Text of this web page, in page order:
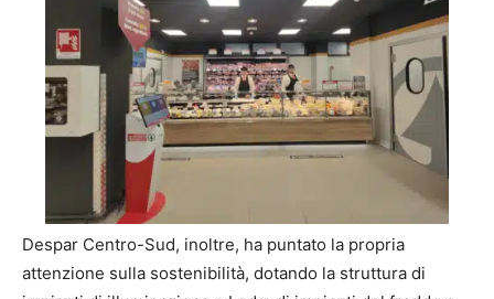
Despar Centro-Sud, inoltre, ha puntato la propria
attenzione sulla sostenibilità, dotando la struttura di